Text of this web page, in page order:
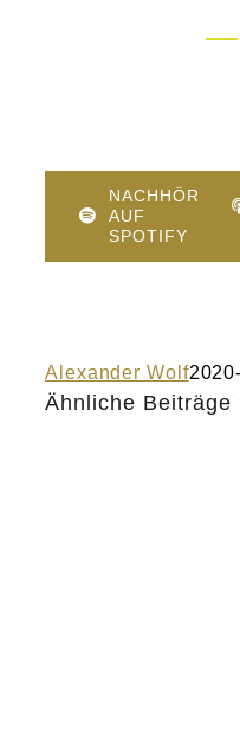
NACHHÖREN
AUF
SPOTIFY
Alexander Wolf
Ähnliche Beiträge